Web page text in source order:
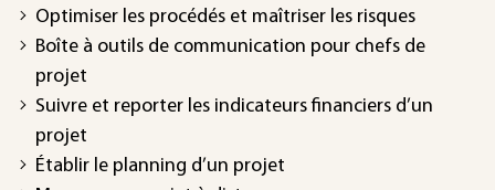
Optimiser les procédés et maîtriser les risques
Boîte à outils de communication pour chefs de
projet
Suivre et reporter les indicateurs financiers d’un
projet
Établir le planning d’un projet